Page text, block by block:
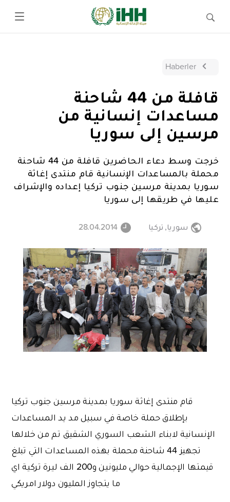
Haberler
قافلة من 44 شاحنة
مساعدات إنسانية من
مرسين إلى سوريا
خرجت وسط دعاء الحاضرين قافلة من 44 شاحنة
محملة بالمساعدات الإنسانية قام منتدى إغاثة
سوريا بمدينة مرسين جنوب تركيا إعداده والإشراف
عليها في طريقها إلى سوريا
سوريا, تركيا 28.04.2014
قام منتدى إغاثة سوريا بمدينة مرسين جنوب تركيا
بإطلاق حملة خاصة في سبيل مد يد المساعدات
الإنسانية لابناء الشعب السوري الشقيق تم من خلالها
تجهيز 44 شاحنة محملة بهذه المساعدات التي تبلغ
قيمتها الإجمالية حوالي مليونين و200 الف ليرة تركية اي
ما يتجاوز المليون دولار امريكي